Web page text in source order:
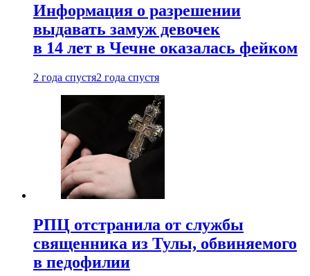
Информация о разрешении
выдавать замуж девочек
в 14 лет в Чечне оказалась фейком
2 года спустя2 года спустя
РПЦ отстранила от службы
священника из Тулы, обвиняемого
в педофилии